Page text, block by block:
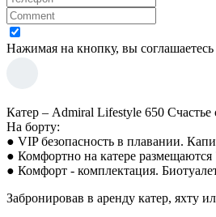
Нажимая на кнопку, вы
Катер – Admiral Lifestyle 650 Счастье
На борту:
● VIP безопасность в плавании.
● Комфортно на катере размещаются
● Комфорт - комплектация.
Забронировав в аренду катер, яхту